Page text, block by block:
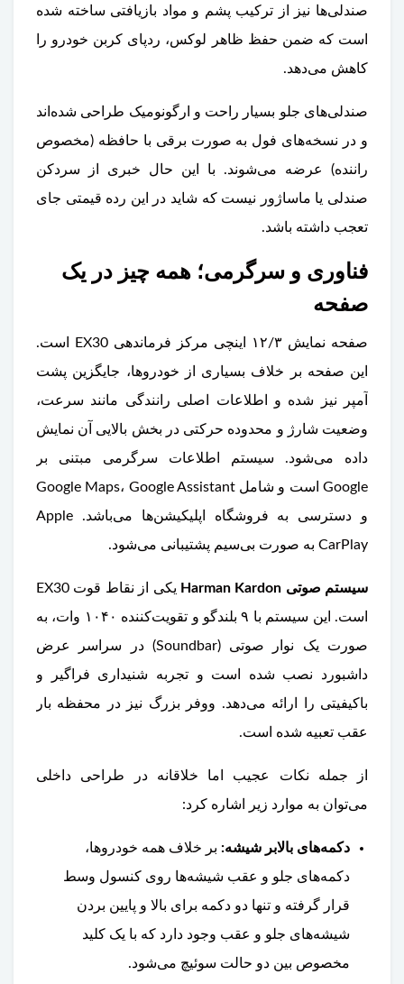
صندلی‌ها نیز از ترکیب پشم و مواد بازیافتی ساخته شده
است که ضمن حفظ ظاهر لوکس، ردپای کربن خودرو را
کاهش می‌دهد.
صندلی‌های جلو بسیار راحت و ارگونومیک طراحی شده‌اند
و در نسخه‌های فول به صورت برقی با حافظه (مخصوص
راننده) عرضه می‌شوند. با این حال خبری از سردکن
صندلی یا ماساژور نیست که شاید در این رده قیمتی جای
تعجب داشته باشد.
فناوری و سرگرمی؛ همه چیز در یک
صفحه
صفحه نمایش ۱۲/۳ اینچی مرکز فرماندهی EX30 است.
این صفحه بر خلاف بسیاری از خودروها، جایگزین پشت
آمپر نیز شده و اطلاعات اصلی رانندگی مانند سرعت،
وضعیت شارژ و محدوده حرکتی در بخش بالایی آن نمایش
داده می‌شود. سیستم اطلاعات سرگرمی مبتنی بر
Google است و شامل Google Maps، Google Assistant
و دسترسی به فروشگاه اپلیکیشن‌ها می‌باشد. Apple
CarPlay به صورت بی‌سیم پشتیبانی می‌شود.
سیستم صوتی Harman Kardon
یکی از نقاط قوت EX30
است. این سیستم با ۹ بلندگو و تقویت‌کننده ۱۰۴۰ وات، به
صورت یک نوار صوتی (Soundbar) در سراسر عرض
داشبورد نصب شده است و تجربه شنیداری فراگیر و
باکیفیتی را ارائه می‌دهد. ووفر بزرگ نیز در محفظه بار
عقب تعبیه شده است.
از جمله نکات عجیب اما خلاقانه در طراحی داخلی
می‌توان به موارد زیر اشاره کرد:
دکمه‌های بالابر شیشه: بر خلاف همه خودروها،
دکمه‌های جلو و عقب شیشه‌ها روی کنسول وسط
قرار گرفته و تنها دو دکمه برای بالا و پایین بردن
شیشه‌های جلو و عقب وجود دارد که با یک کلید
مخصوص بین دو حالت سوئیچ می‌شود.